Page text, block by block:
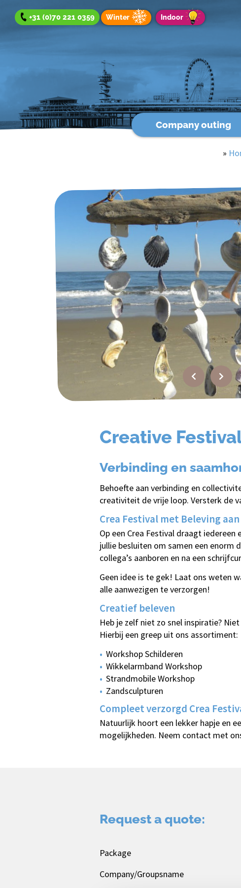
+31 (0)70 221 0359 Winter Indoor
Company outing
»
Creative
Verbinding en
Behoefte aan verbinding en
creativiteit de vrije loop. Versterk de
Crea Festival met Beleving
Op een Crea Festival draagt
jullie besluiten om samen een
collega’s aanboren en na een
Geen idee is te gek! Laat ons weten
alle aanwezigen te verzorgen!
Creatief beleven
Heb je zelf niet zo snel inspiratie?
Hierbij een greep uit ons assortiment:
Workshop Schilderen
Wikkelarmband Workshop
Strandmobile Workshop
Zandsculpturen
Compleet verzorgd Crea
Natuurlijk hoort een lekker hapje en
mogelijkheden. Neem contact met
Request a quote:
Package
Company/Groupsname